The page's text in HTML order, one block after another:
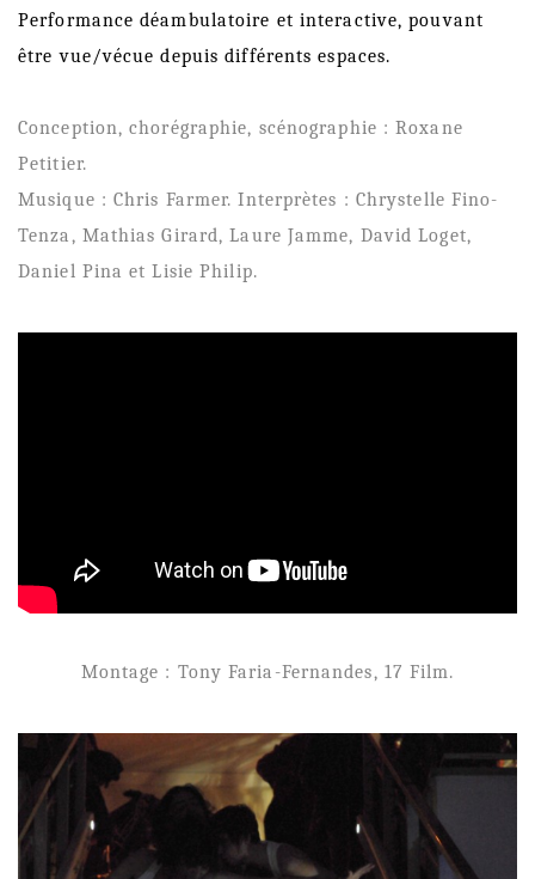
Performance déambulatoire et interactive, pouvant
être vue/vécue depuis différents espaces.
Conception, chorégraphie, scénographie : Roxane
Petitier.
Musique : Chris Farmer. Interprètes : Chrystelle Fino-
Tenza, Mathias Girard, Laure Jamme, David Loget,
Daniel Pina et Lisie Philip.
Montage : Tony Faria-Fernandes, 17 Film.